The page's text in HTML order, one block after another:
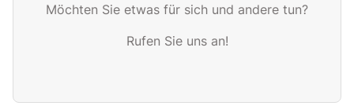
Möchten Sie etwas für sich und andere tun?
Rufen Sie uns an!